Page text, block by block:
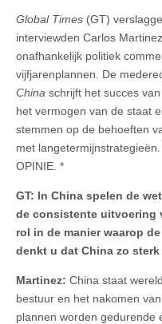
Global Times (GT)
interviewden Carlos
onafhankelijk politiek
vijfjarenplannen. De
China schrijft het succes
het vermogen van de staat
stemmen op de behoeften
met
OPINIE. *
GT: In China spelen de
de consistente uitvoering
rol in de manier waarop
denkt u dat China zo
Martinez: China staat
bestuur en het nakomen
plannen worden gedurende